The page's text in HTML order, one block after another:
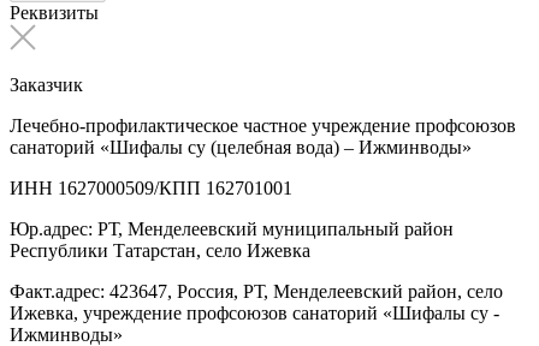
Реквизиты
Заказчик
Лечебно-профилактическое частное учреждение профсоюзов
санаторий «Шифалы су (целебная вода) – Ижминводы»
ИНН 1627000509/КПП 162701001
Юр.адрес: РТ, Менделеевский муниципальный район
Республики Татарстан, село Ижевка
Факт.адрес: 423647, Россия, РТ, Менделеевский район, село
Ижевка, учреждение профсоюзов санаторий «Шифалы су -
Ижминводы»